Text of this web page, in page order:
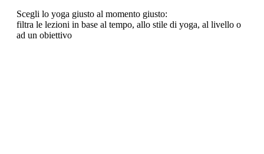
Scegli lo yoga giusto al momento giusto:
filtra le lezioni in base al tempo, allo stile di yoga, al livello o
ad un obiettivo